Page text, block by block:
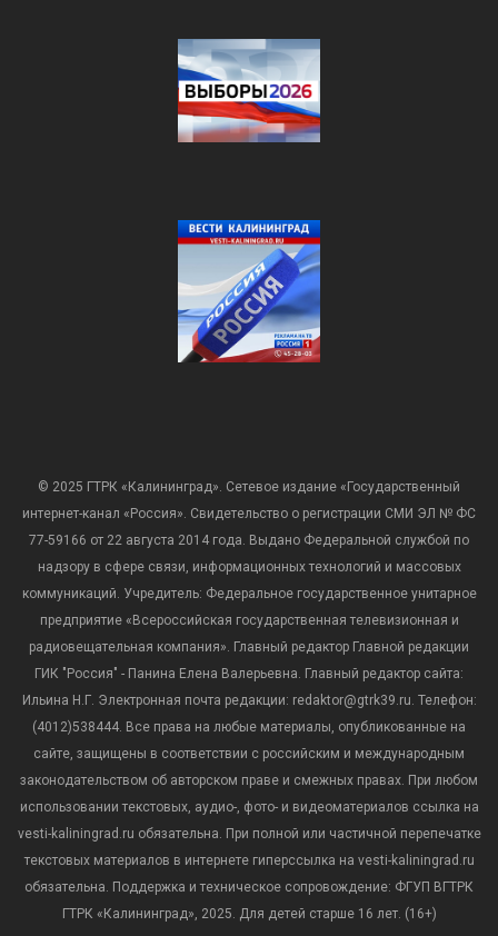
© 2025 ГТРК «Калининград». Сетевое издание «Государственный
интернет-канал «Россия». Свидетельство о регистрации СМИ ЭЛ № ФС
77-59166 от 22 августа 2014 года. Выдано Федеральной службой по
надзору в сфере связи, информационных технологий и массовых
коммуникаций. Учредитель: Федеральное государственное унитарное
предприятие «Всероссийская государственная телевизионная и
радиовещательная компания». Главный редактор Главной редакции
ГИК "Россия" - Панина Елена Валерьевна. Главный редактор сайта:
Ильина Н.Г. Электронная почта редакции: redaktor@gtrk39.ru. Телефон:
(4012)538444. Все права на любые материалы, опубликованные на
сайте, защищены в соответствии с российским и международным
законодательством об авторском праве и смежных правах. При любом
использовании текстовых, аудио-, фото- и видеоматериалов ссылка на
vesti-kaliningrad.ru обязательна. При полной или частичной перепечатке
текстовых материалов в интернете гиперссылка на vesti-kaliningrad.ru
обязательна. Поддержка и техническое сопровождение: ФГУП ВГТРК
ГТРК «Калининград», 2025. Для детей старше 16 лет. (16+)